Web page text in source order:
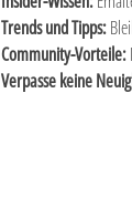
Trends und Tipps:
Community-Vorteile:
Verpasse keine